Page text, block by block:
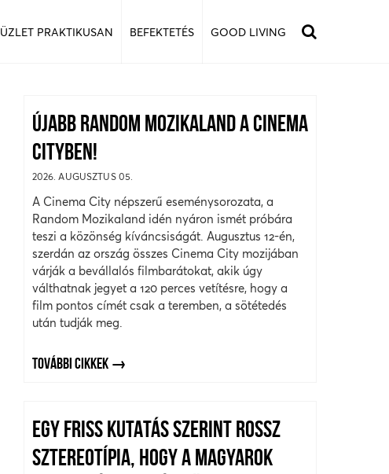
ÜZLET PRAKTIKUSAN BEFEKTETÉS GOOD LIVING
ÚJABB RANDOM MOZIKALAND A CINEMA
CITYBEN!
2026. AUGUSZTUS 05.
A Cinema City népszerű eseménysorozata, a
Random Mozikaland idén nyáron ismét próbára
teszi a közönség kíváncsiságát. Augusztus 12-én,
szerdán az ország összes Cinema City mozijában
várják a bevállalós filmbarátokat, akik úgy
válthatnak jegyet a 120 perces vetítésre, hogy a
film pontos címét csak a teremben, a sötétedés
után tudják meg.
TOVÁBBI CIKKEK
EGY FRISS KUTATÁS SZERINT ROSSZ
SZTEREOTÍPIA, HOGY A MAGYAROK